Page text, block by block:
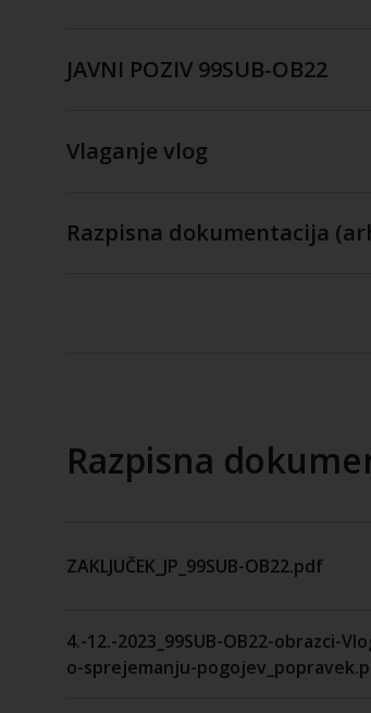
JAVNI POZIV 99SUB-OB22
Vlaganje vlog
Razpisna dokumentacija
Razpisna
ZAKLJUČEK_JP_99SUB-OB22.pdf
4.-12.-2023_99SUB-OB22-obrazci-
o-sprejemanju-